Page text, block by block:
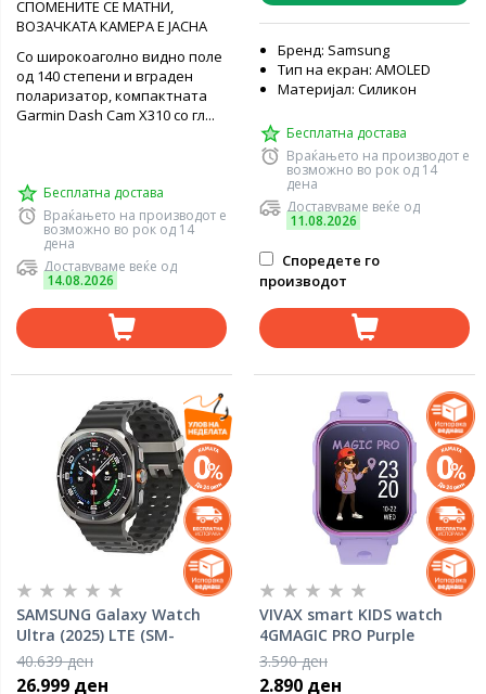
СПОМЕНИТЕ СЕ МАТНИ,
ВОЗАЧКАТА КАМЕРА Е ЈАСНА
Со широкоаголно видно поле
од 140 степени и вграден
поларизатор, компактната
Garmin Dash Cam X310 со гл...
Бесплатна достава
Враќањето на производот е
возможно во рок од 14
дена
Доставуваме веќе од
14.08.2026
Бренд: Samsung
Тип на екран: AMOLED
Материјал: Силикон
Бесплатна достава
Враќањето на производот е
возможно во рок од 14
дена
Доставуваме веќе од
11.08.2026
Споредете го
производот
SAMSUNG Galaxy Watch
Ultra (2025) LTE (SM-
L705FZS2EUC) Titanium
Silver
40.639 ден
26.999 ден
VIVAX smart KIDS watch
4GMAGIC PRO Purple
3.590 ден
2.890 ден